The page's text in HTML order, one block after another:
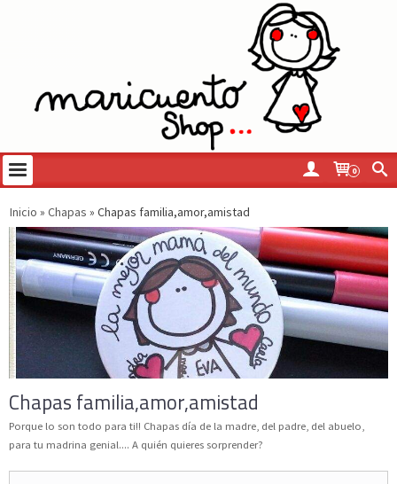
0
Inicio » Chapas » Chapas familia,amor,amistad
Chapas familia,amor,amistad
Porque lo son todo para ti!! Chapas día de la madre, del padre, del abuelo,
para tu madrina genial.... A quién quieres sorprender?